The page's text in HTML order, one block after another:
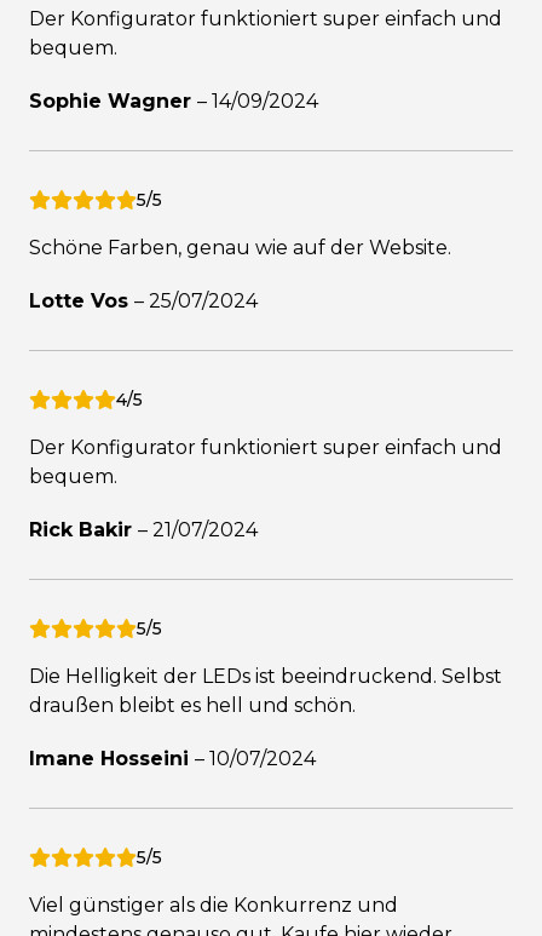
Der Konfigurator funktioniert super einfach und
bequem.
Sophie Wagner – 14/09/2024
5/5
Schöne Farben, genau wie auf der Website.
Lotte Vos – 25/07/2024
4/5
Der Konfigurator funktioniert super einfach und
bequem.
Rick Bakir – 21/07/2024
5/5
Die Helligkeit der LEDs ist beeindruckend. Selbst
draußen bleibt es hell und schön.
Imane Hosseini – 10/07/2024
5/5
Viel günstiger als die Konkurrenz und